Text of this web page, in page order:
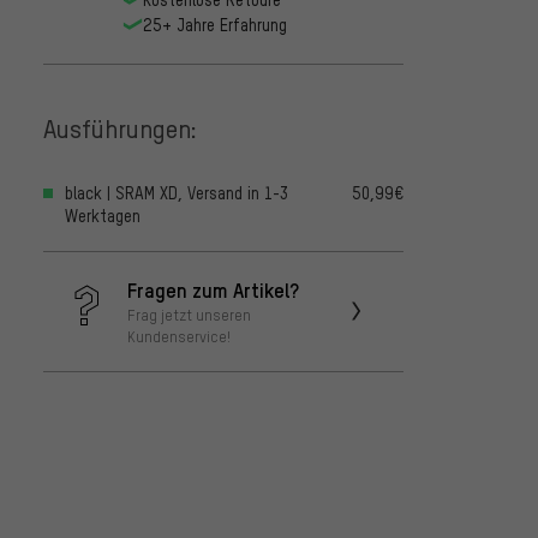
25+ Jahre Erfahrung
Ausführungen:
black | SRAM XD, Versand in 1-3
Werktagen
50,99€
Fragen zum Artikel?
Frag jetzt unseren
Kundenservice!